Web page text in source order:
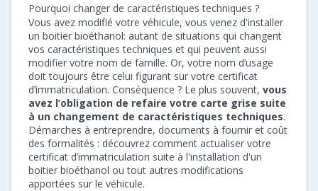
Pourquoi changer de caractéristiques techniques ?
Vous avez modifié votre véhicule, vous venez d'installer
un boitier bioéthanol: autant de situations qui changent
vos caractéristiques techniques et qui peuvent aussi
modifier votre nom de famille. Or, votre nom d’usage
doit toujours être celui figurant sur votre certificat
d’immatriculation. Conséquence ? Le plus souvent, vous
avez l’obligation de refaire votre carte grise suite
à un changement de caractéristiques techniques.
Démarches à entreprendre, documents à fournir et coût
des formalités : découvrez comment actualiser votre
certificat d’immatriculation suite à l'installation d'un
boitier bioéthanol ou tout autres modifications
apportées sur le véhicule.